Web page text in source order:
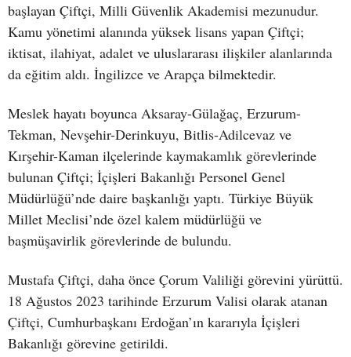
başlayan Çiftçi, Milli Güvenlik Akademisi mezunudur.
Kamu yönetimi alanında yüksek lisans yapan Çiftçi;
iktisat, ilahiyat, adalet ve uluslararası ilişkiler alanlarında
da eğitim aldı. İngilizce ve Arapça bilmektedir.
Meslek hayatı boyunca Aksaray-Gülağaç, Erzurum-
Tekman, Nevşehir-Derinkuyu, Bitlis-Adilcevaz ve
Kırşehir-Kaman ilçelerinde kaymakamlık görevlerinde
bulunan Çiftçi; İçişleri Bakanlığı Personel Genel
Müdürlüğü’nde daire başkanlığı yaptı. Türkiye Büyük
Millet Meclisi’nde özel kalem müdürlüğü ve
başmüşavirlik görevlerinde de bulundu.
Mustafa Çiftçi, daha önce Çorum Valiliği görevini yürüttü.
18 Ağustos 2023 tarihinde Erzurum Valisi olarak atanan
Çiftçi, Cumhurbaşkanı Erdoğan’ın kararıyla İçişleri
Bakanlığı görevine getirildi.